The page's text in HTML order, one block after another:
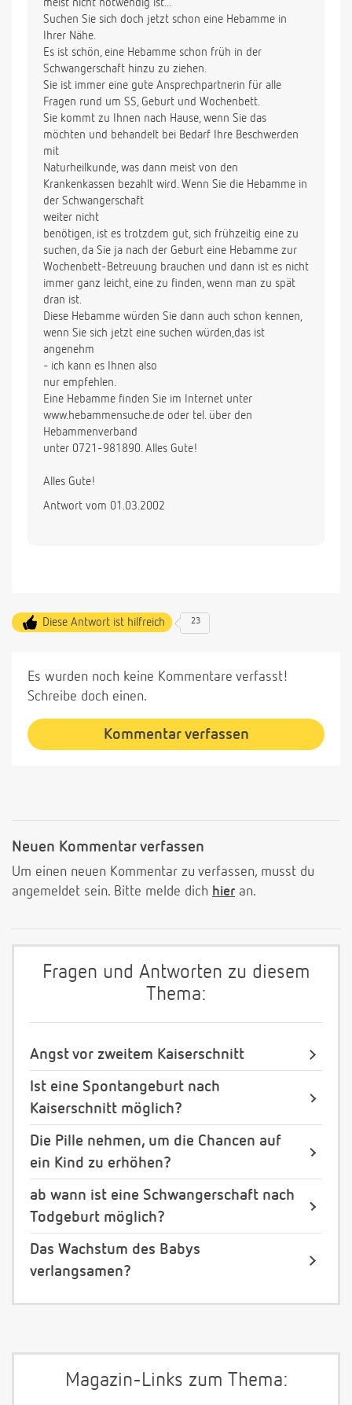
meist nicht notwendig ist...
Suchen Sie sich doch jetzt schon eine Hebamme in
Ihrer Nähe.
Es ist schön, eine Hebamme schon früh in der
Schwangerschaft hinzu zu ziehen.
Sie ist immer eine gute Ansprechpartnerin für alle
Fragen rund um SS, Geburt und Wochenbett.
Sie kommt zu Ihnen nach Hause, wenn Sie das
möchten und behandelt bei Bedarf Ihre Beschwerden
mit
Naturheilkunde, was dann meist von den
Krankenkassen bezahlt wird. Wenn Sie die Hebamme in
der Schwangerschaft
weiter nicht
benötigen, ist es trotzdem gut, sich frühzeitig eine zu
suchen, da Sie ja nach der Geburt eine Hebamme zur
Wochenbett-Betreuung brauchen und dann ist es nicht
immer ganz leicht, eine zu finden, wenn man zu spät
dran ist.
Diese Hebamme würden Sie dann auch schon kennen,
wenn Sie sich jetzt eine suchen würden,das ist
angenehm
- ich kann es Ihnen also
nur empfehlen.
Eine Hebamme finden Sie im Internet unter
www.hebammensuche.de oder tel. über den
Hebammenverband
unter 0721-981890. Alles Gute!
Alles Gute!
Antwort vom 01.03.2002
Diese Antwort ist hilfreich 23
Es wurden noch keine Kommentare verfasst!
Schreibe doch einen.
Kommentar verfassen
Neuen Kommentar verfassen
Um einen neuen Kommentar zu verfassen, musst du
angemeldet sein. Bitte melde dich hier an.
Fragen und Antworten zu diesem
Thema:
Angst vor zweitem Kaiserschnitt
Ist eine Spontangeburt nach
Kaiserschnitt möglich?
Die Pille nehmen, um die Chancen auf
ein Kind zu erhöhen?
ab wann ist eine Schwangerschaft nach
Todgeburt möglich?
Das Wachstum des Babys
verlangsamen?
Magazin-Links zum Thema: